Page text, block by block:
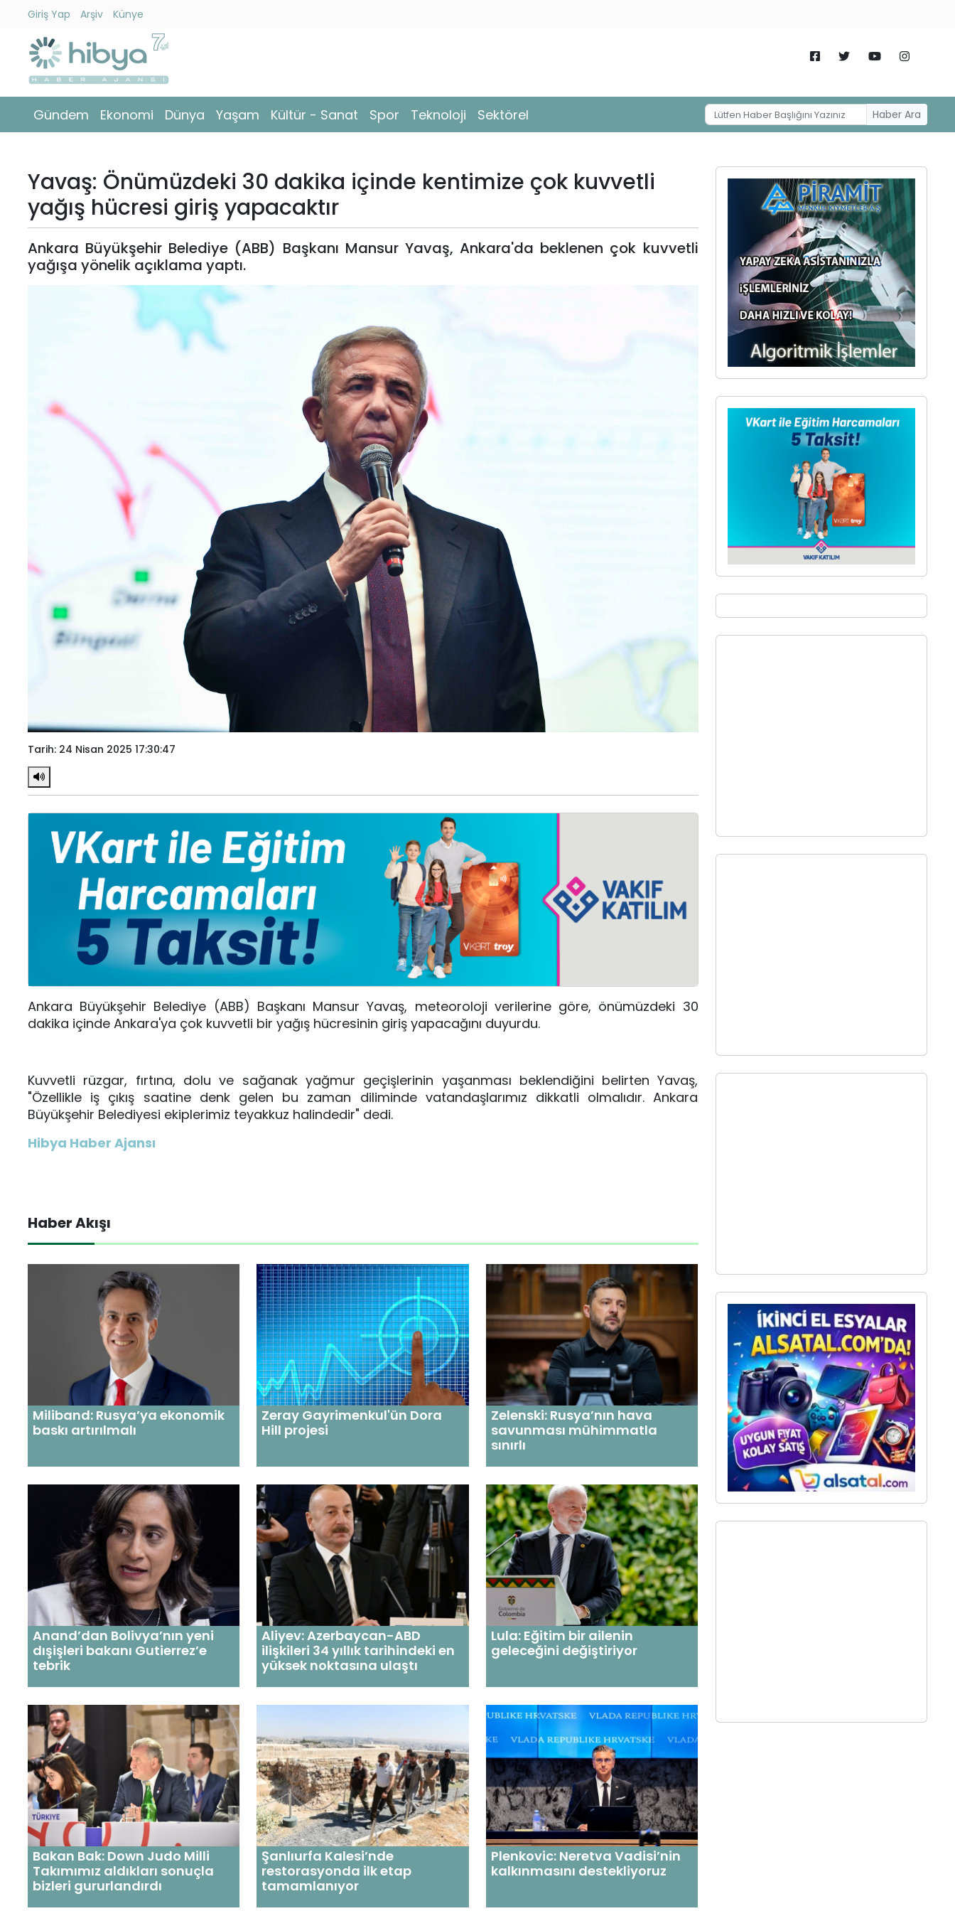
Giriş Yap Arşiv Künye
Gündem Ekonomi Dünya Yaşam Kültür - Sanat Spor Teknoloji Sektörel Haber Ara
Gündem
Ekonomi
Yaşam
Kültür
Sanat
Yavaş: Önümüzdeki 30 dakika içinde kentimize çok kuvvetli
yağış hücresi giriş yapacaktır
Ankara Büyükşehir Belediye (ABB) Başkanı Mansur Yavaş, Ankara'da beklenen çok kuvvetli
yağışa yönelik açıklama yaptı.
Tarih: 24 Nisan 2025 17:30:47
Ankara Büyükşehir Belediye (ABB) Başkanı Mansur Yavaş, meteoroloji verilerine göre, önümüzdeki 30
dakika içinde Ankara'ya çok kuvvetli bir yağış hücresinin giriş yapacağını duyurdu.
Kuvvetli rüzgar, fırtına, dolu ve sağanak yağmur geçişlerinin yaşanması beklendiğini belirten Yavaş,
"Özellikle iş çıkış saatine denk gelen bu zaman diliminde vatandaşlarımız dikkatli olmalıdır. Ankara
Büyükşehir Belediyesi ekiplerimiz teyakkuz halindedir" dedi.
Hibya Haber Ajansı
Haber Akışı
Miliband: Rusya’ya ekonomik
baskı artırılmalı
Zeray Gayrimenkul'ün Dora
Hill projesi
Zelenski: Rusya’nın hava
savunması mühimmatla
sınırlı
Anand’dan Bolivya’nın yeni
dışişleri bakanı Gutierrez’e
tebrik
Aliyev: Azerbaycan-ABD
ilişkileri 34 yıllık tarihindeki en
yüksek noktasına ulaştı
Lula: Eğitim bir ailenin
geleceğini değiştiriyor
Bakan Bak: Down Judo Milli
Takımımız aldıkları sonuçla
bizleri gururlandırdı
Şanlıurfa Kalesi’nde
restorasyonda ilk etap
tamamlanıyor
Plenkovic: Neretva Vadisi’nin
kalkınmasını destekliyoruz